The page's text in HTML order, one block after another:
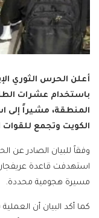
أعلن الحرس الثوري
باستخدام عشرات
المنطقة، مشيراً إلى
الكويت وتجمع للقوات
وفقاً للبيان الصادر عن
استهدفت قاعدة
مسيرة هجومية محددة.
كما أكد البيان أن